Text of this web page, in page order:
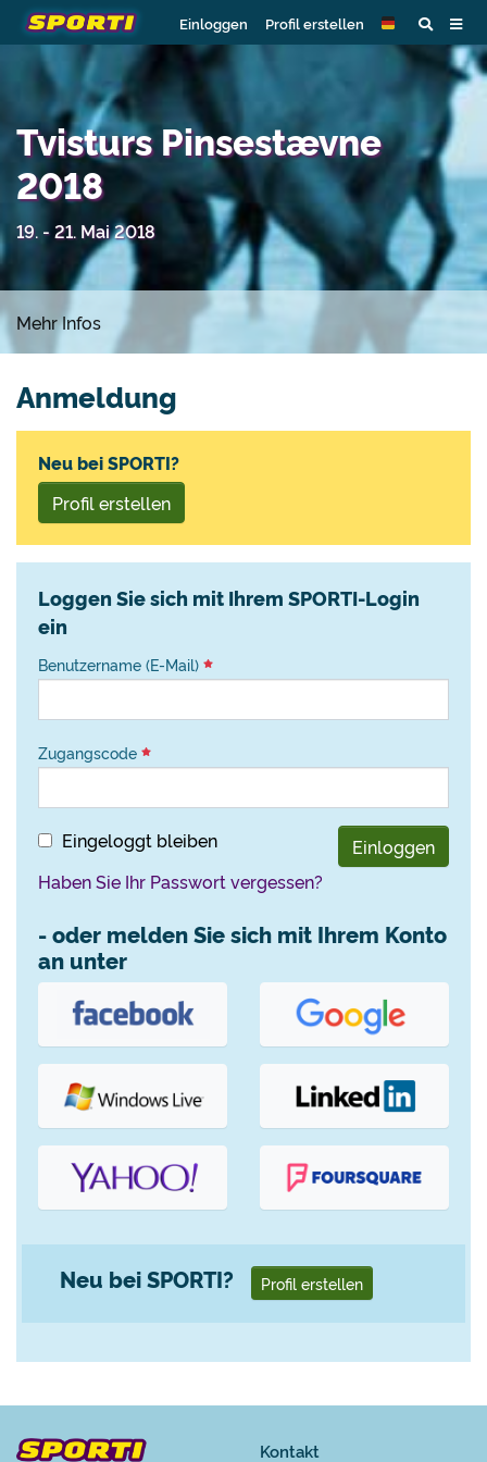
Einloggen Profil erstellen
Tvisturs Pinsestævne
2018
19. - 21. Mai 2018
Mehr Infos
Anmeldung
Neu bei SPORTI?
Profil erstellen
Loggen Sie sich mit Ihrem SPORTI-Login
ein
Benutzername (E-Mail)
Zugangscode
Eingeloggt bleiben
Einloggen
Haben Sie Ihr Passwort vergessen?
- oder melden Sie sich mit Ihrem Konto
an unter
Neu bei SPORTI? Profil erstellen
Kontakt